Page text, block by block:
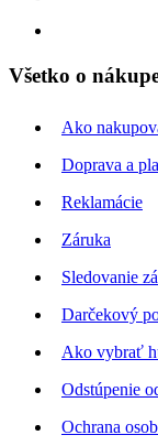
Všetko o
Ako
Doprava a
Reklamácie
Záruka
Sledovanie
Darčekový
Ako vybrať
Odstúpenie
Ochrana